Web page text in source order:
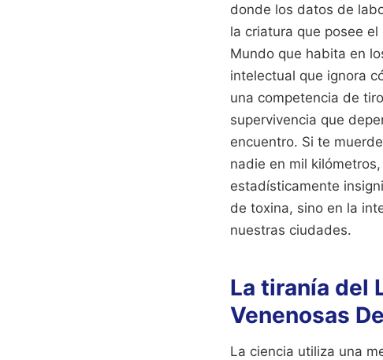
donde los datos de
la criatura que posee
Mundo que habita en
intelectual que ignora
una competencia de
supervivencia que
encuentro. Si te
nadie en mil
estadísticamente
de toxina, sino en la
nuestras ciudades.
La tiranía del
Venenosas
La ciencia utiliza una